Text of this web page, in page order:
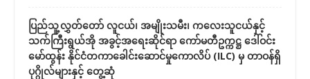
ပြည်သူ့လွှတ်တော် လူငယ်၊ အမျိုးသမီး၊ ကလေးသူငယ်နှင့်
သက်ကြီးရွယ်အို အခွင့်အရေးဆိုင်ရာ ကော်မတီဥက္ကဋ္ဌ ဒေါ်ဝင်း
မော်ထွန်း နိုင်ငံတကာခေါင်းဆောင်မှုကောလိပ် (ILC) မှ တာဝန်ရှိ
ပုဂ္ဂိုလ်များနှင့် တွေ့ဆုံ